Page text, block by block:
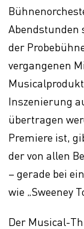
Abendstunden
der
vergangenen
Inszenierung
übertragen
Premiere ist,
der von allen
– gerade bei
wie „Sweeney
Der Musical-